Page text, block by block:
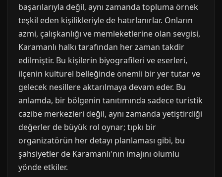
başarılarıyla değil, aynı zamanda topluma örnek
teşkil eden kişilikleriyle de hatırlanırlar. Onların
azmi, çalışkanlığı ve memleketlerine olan sevgisi,
Karamanlı halkı tarafından her zaman takdir
edilmiştir. Bu kişilerin biyografileri ve eserleri,
ilçenin kültürel belleğinde önemli bir yer tutar ve
gelecek nesillere aktarılmaya devam eder. Bu
anlamda, bir bölgenin tanıtımında sadece turistik
cazibe merkezleri değil, aynı zamanda yetiştirdiği
değerler de büyük rol oynar; tıpkı bir
organizatörün her detayı planlaması gibi, bu
şahsiyetler de Karamanlı'nın imajını olumlu
yönde etkiler.